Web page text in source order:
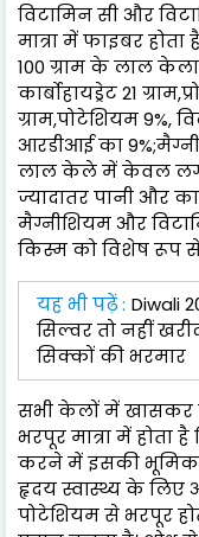
विटामिन सी और
मात्रा में फाइबर
100 ग्राम के लाल
कार्बोहायड्रेट 21
ग्राम,पोटेशियम 9%,
आरडीआई का
लाल केले में केवल
ज्यादातर पानी और
मैग्नीशियम और
किस्म को विशेष रूप से
यह भी पढ़ें : Diwali
सिल्वर तो नहीं
सिक्कों की भरमार
सभी केलों में खासकर
भरपूर मात्रा में होता
करने में इसकी भूमिका
हृदय स्वास्थ्य के
पोटेशियम से भरपूर